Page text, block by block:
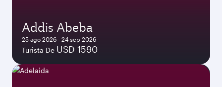
Addis Abeba
25 ago 2026 - 24 sep 2026
Turista De USD 1590